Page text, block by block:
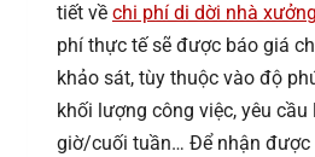
tiết về chi phí di dời nhà xưởng
phí thực tế sẽ được báo giá
khảo sát, tùy thuộc vào độ
khối lượng công việc, yêu
giờ/cuối tuần… Để nhận được